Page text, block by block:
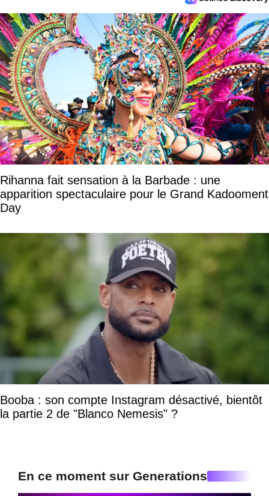
Rihanna fait sensation à la Barbade : une
apparition spectaculaire pour le Grand Kadooment
Day
Booba : son compte Instagram désactivé, bientôt
la partie 2 de "Blanco Nemesis" ?
En ce moment sur Generations